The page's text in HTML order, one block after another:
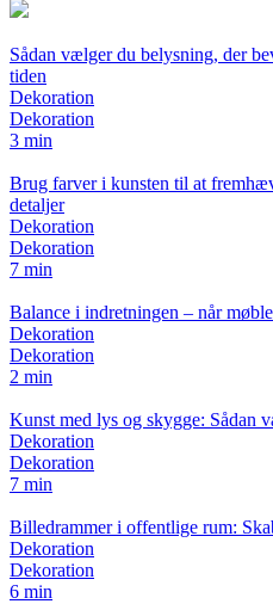
Sådan vælger du belysning, der
tiden
Dekoration
Dekoration
3 min
Brug farver i kunsten til at
detaljer
Dekoration
Dekoration
7 min
Balance i indretningen – når
Dekoration
Dekoration
2 min
Kunst med lys og skygge: Sådan
Dekoration
Dekoration
7 min
Billedrammer i offentlige rum:
Dekoration
Dekoration
6 min